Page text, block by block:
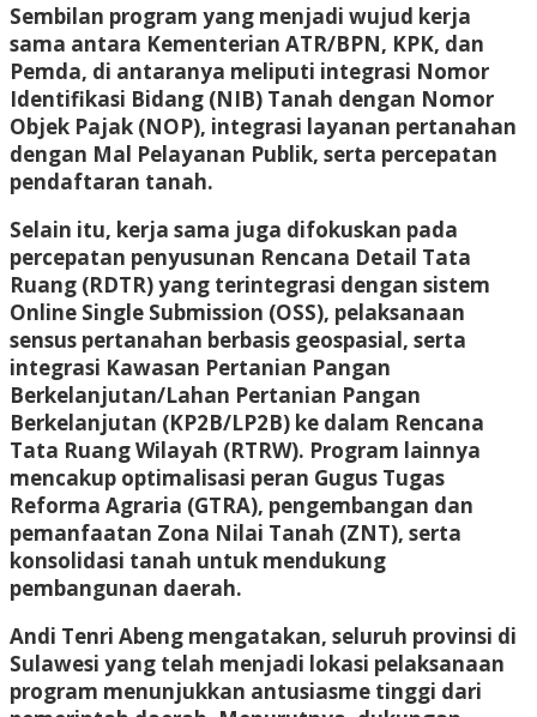
Sembilan program yang menjadi wujud kerja
sama antara Kementerian ATR/BPN, KPK, dan
Pemda, di antaranya meliputi integrasi Nomor
Identifikasi Bidang (NIB) Tanah dengan Nomor
Objek Pajak (NOP), integrasi layanan pertanahan
dengan Mal Pelayanan Publik, serta percepatan
pendaftaran tanah.
Selain itu, kerja sama juga difokuskan pada
percepatan penyusunan Rencana Detail Tata
Ruang (RDTR) yang terintegrasi dengan sistem
Online Single Submission (OSS), pelaksanaan
sensus pertanahan berbasis geospasial, serta
integrasi Kawasan Pertanian Pangan
Berkelanjutan/Lahan Pertanian Pangan
Berkelanjutan (KP2B/LP2B) ke dalam Rencana
Tata Ruang Wilayah (RTRW). Program lainnya
mencakup optimalisasi peran Gugus Tugas
Reforma Agraria (GTRA), pengembangan dan
pemanfaatan Zona Nilai Tanah (ZNT), serta
konsolidasi tanah untuk mendukung
pembangunan daerah.
Andi Tenri Abeng mengatakan, seluruh provinsi di
Sulawesi yang telah menjadi lokasi pelaksanaan
program menunjukkan antusiasme tinggi dari